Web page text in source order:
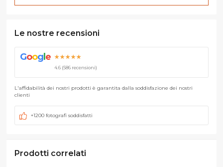
Le nostre recensioni
Goog e ★★★★★
4.6 (586 recensioni)
L'affidabilità dei nostri prodotti è garantita dalla soddisfazione dei nostri
clienti
+1200 fotografi soddisfatti
Prodotti correlati